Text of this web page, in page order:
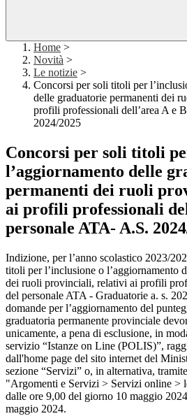
Home >
Novità >
Le notizie >
Concorsi per soli titoli per
delle graduatorie permanenti dei
profili professionali dell’area A e
2024/2025
Concorsi per soli titoli
l’aggiornamento delle
permanenti dei ruoli
ai profili professionali
personale ATA- A.S.
Indizione, per l’anno scolastico 2023/
titoli per l’inclusione o l’aggiornamento
dei ruoli provinciali, relativi ai profili
del personale ATA - Graduatorie a. s.
domande per l’aggiornamento del
graduatoria permanente provinciale
unicamente, a pena di esclusione, in
servizio “Istanze on Line (POLIS)”,
dall'home page del sito internet del
sezione “Servizi” o, in alternativa,
"Argomenti e Servizi > Servizi online >
dalle ore 9,00 del giorno 10 maggio
maggio 2024.